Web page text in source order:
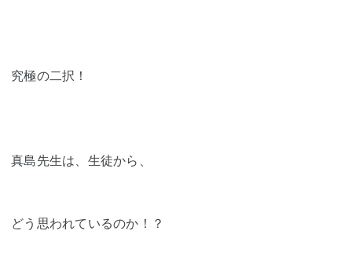
究極の二択！
真島先生は、生徒から、
どう思われているのか！？